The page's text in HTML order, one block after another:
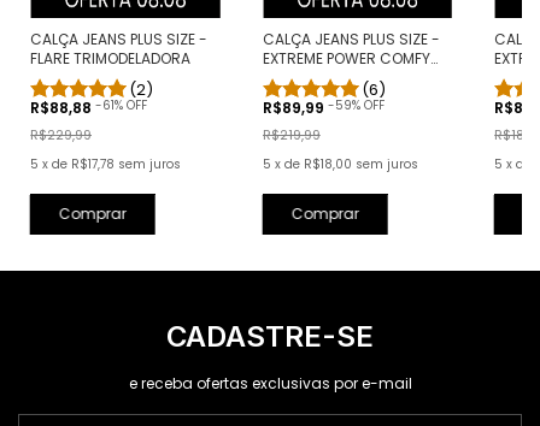
CALÇA JEANS PLUS SIZE -
FLARE TRIMODELADORA
(2)
R$88,88 -61% OFF
R$229,99
5 x de R$17,78 sem juros
Comprar
CALÇA JEANS PLUS SIZE -
EXTREME POWER COMFY
CLÁSSICA
(6)
R$89,99 -59% OFF
R$219,99
5 x de R$18,00 sem juros
Comprar
PRETA
5 x de
CADASTRE-SE
e receba ofertas exclusivas por e-mail